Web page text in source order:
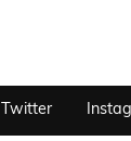
Twitter